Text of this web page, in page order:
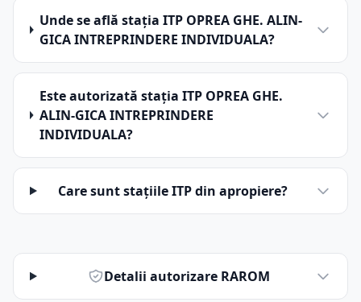
Unde se află stația ITP OPREA GHE. ALIN-
GICA INTREPRINDERE INDIVIDUALA?
Este autorizată stația ITP OPREA GHE.
ALIN-GICA INTREPRINDERE
INDIVIDUALA?
Care sunt stațiile ITP din apropiere?
Detalii autorizare RAROM